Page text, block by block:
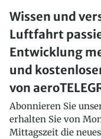
Wissen und
Luftfahrt
Entwicklung
und
von
Abonnieren Sie
erhalten Sie von
Mittagszeit die